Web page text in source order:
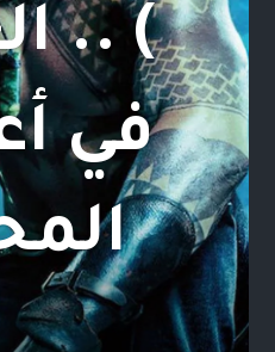
) ..
في